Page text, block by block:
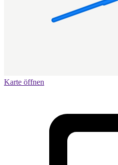
Karte öffnen